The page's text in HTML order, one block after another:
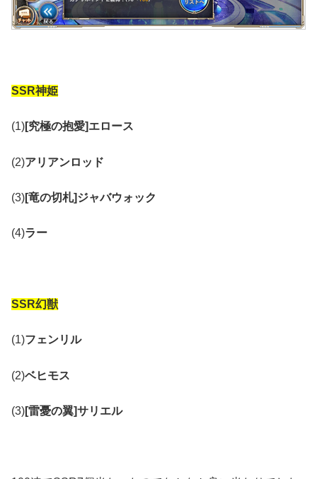
SSR神姫
(1)[究極の抱愛]エロース
(2)アリアンロッド
(3)[竜の切札]ジャバウォック
(4)ラー
SSR幻獣
(1)フェンリル
(2)ベヒモス
(3)[雷憂の翼]サリエル